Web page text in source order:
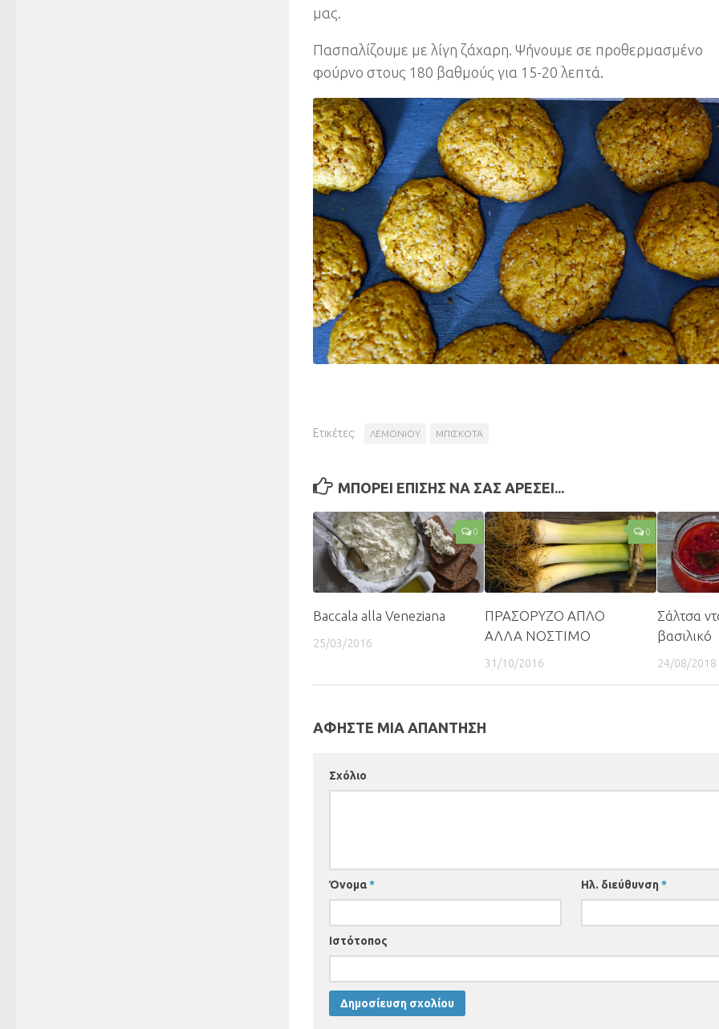
μας.
Πασπαλίζουμε με λίγη ζάχαρη. Ψήνουμε σε προθερμασμένο
φούρνο στους 180 βαθμούς για 15-20 λεπτά.
Ετικέτες: ΛΕΜΟΝΙΟΥ ΜΠΙΣΚΟΤΑ
ΜΠΟΡΕΙ ΕΠΙΣΗΣ ΝΑ ΣΑΣ ΑΡΕΣΕΙ...
0
Baccala alla Veneziana
25/03/2016
0
ΠΡΑΣΟΡΥΖΟ ΑΠΛΟ
ΑΛΛΑ ΝΟΣΤΙΜΟ
31/10/2016
Σάλτσα
βασιλικό
24/08/2018
ΑΦΗΣΤΕ ΜΙΑ ΑΠΑΝΤΗΣΗ
Σχόλιο
Όνομα* Ηλ. διεύθυνση*
Ιστότοπος